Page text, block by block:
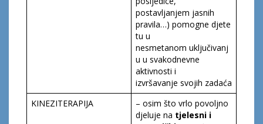
postavljanjem jasnih
pravila…) pomogne djete
tu u
nesmetanom uključivanj
u u svakodnevne
aktivnosti i
izvršavanje svojih zadaća
KINEZITERAPIJA
– osim što vrlo povoljno
djeluje na tjelesni i